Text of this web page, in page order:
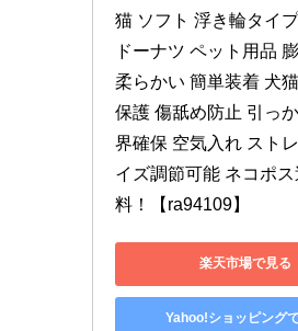
猫 ソフト 浮き輪タイ
ドーナツ ペット用品
柔らかい 簡単装着 犬
保護 傷舐め防止 引っ
界確保 空気入れ スト
イズ調節可能 ネコポ
料！【ra94109】
楽天市場で見る
Yahoo!ショッピング